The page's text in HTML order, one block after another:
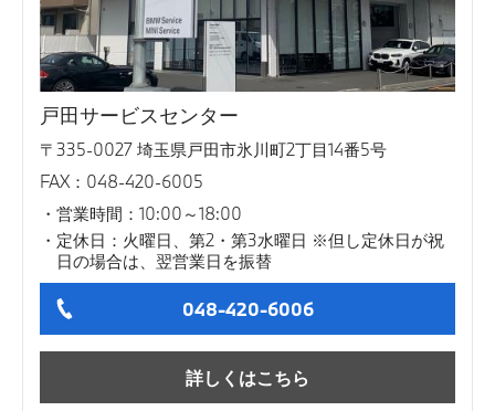
戸田サービスセンター
〒335-0027 埼玉県戸田市氷川町2丁目14番5号
FAX：048-420-6005
営業時間：10:00～18:00
定休日：火曜日、第2・第3水曜日 ※但し定休日が祝
日の場合は、翌営業日を振替
048-420-6006
詳しくはこちら